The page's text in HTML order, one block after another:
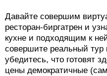
Давайте совершим
ресторан-биргатрен и
кухне и подходящим к
совершите реальный тур
убедитесь, что готовят
цены демократичные